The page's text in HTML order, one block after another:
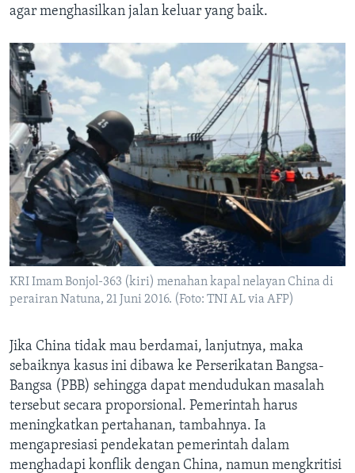
agar menghasilkan jalan keluar yang baik.
KRI Imam Bonjol-363 (kiri) menahan kapal nelayan China di
perairan Natuna, 21 Juni 2016. (Foto: TNI AL via AFP)
Jika China tidak mau berdamai, lanjutnya, maka
sebaiknya kasus ini dibawa ke Perserikatan Bangsa-
Bangsa (PBB) sehingga dapat mendudukan masalah
tersebut secara proporsional. Pemerintah harus
meningkatkan pertahanan, tambahnya. Ia
mengapresiasi pendekatan pemerintah dalam
menghadapi konflik dengan China, namun mengkritisi